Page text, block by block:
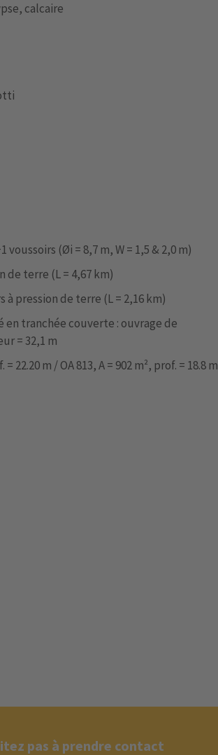
calcaire
voussoirs (Øi = 8,7 m, W = 1,5 & 2,0 m)
de terre (L = 4,67 km)
pression de terre (L = 2,16 km)
tranchée couverte : ouvrage de
= 32,1 m
22.20 m / OA 813, A = 902 m², prof. = 18.8 m
pas à prendre contact